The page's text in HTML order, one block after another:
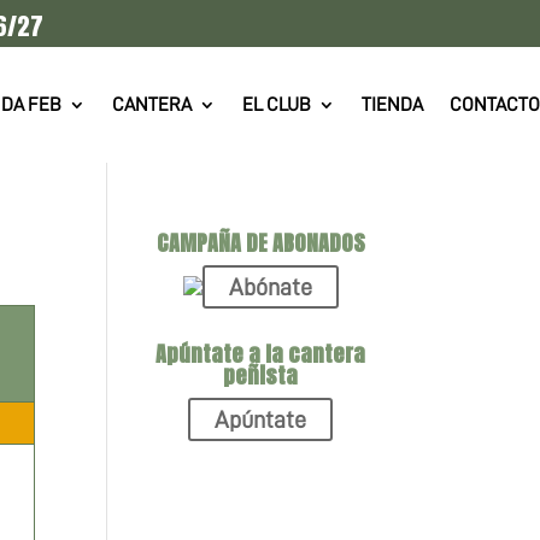
27
FEB CANTERA EL CLUB TIENDA CONTACTO
CAMPAÑA DE ABONADOS
Abónate
Apúntate a la cantera
peñista
Apúntate